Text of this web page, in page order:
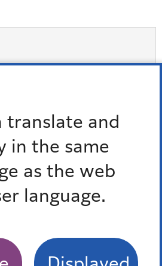
translate and
in the same
as the web
language.
について知りたい。
ついて知りたい。
又は父親が就労のために職業能
や職業訓練を受けたいのです
がありますか。
る質問一覧